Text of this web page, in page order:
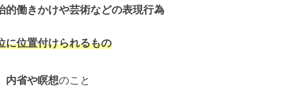
的働きかけや芸術などの表現行為
に位置付けられるもの
内省や瞑想のこと